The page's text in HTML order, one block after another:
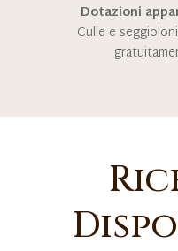
Dotazioni
Culle e